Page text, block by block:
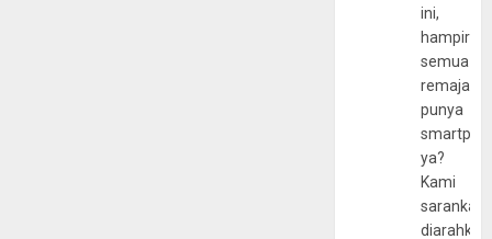
ini,
hampir
semua
remaja
punya
ya?
Kami
sarankan,
diarahkan